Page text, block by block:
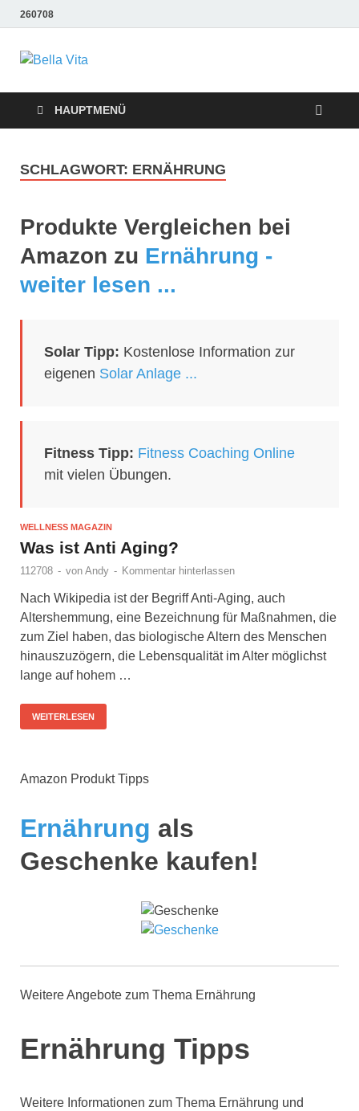
260708
Bella Vita
Wellness Fitness
Tipps
Tipps
HAUPTMENÜ
SCHLAGWORT: ERNÄHRUNG
Produkte Vergleichen bei
Amazon zu Ernährung -
weiter lesen ...
Solar Tipp: Kostenlose Information zur
eigenen Solar Anlage ...
Fitness Tipp: Fitness Coaching Online
mit vielen Übungen.
WELLNESS MAGAZIN
Was ist Anti Aging?
112708 - von Andy - Kommentar hinterlassen
Nach Wikipedia ist der Begriff Anti-Aging, auch
Altershemmung, eine Bezeichnung für Maßnahmen, die
zum Ziel haben, das biologische Altern des Menschen
hinauszuzögern, die Lebensqualität im Alter möglichst
lange auf hohem …
WEITERLESEN
Amazon Produkt Tipps
Ernährung als
Geschenke kaufen!
Weitere Angebote zum Thema Ernährung
Ernährung Tipps
Weitere Informationen zum Thema Ernährung und